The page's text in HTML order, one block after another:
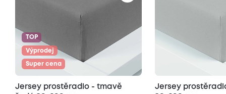
TOP
Výprodej
Super cena
Jersey prostěradlo - tmavě
Jersey